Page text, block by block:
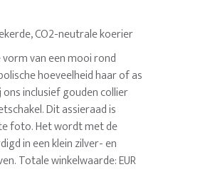
CO2-neutrale koerier
van een mooi rond
hoeveelheid haar of as
inclusief gouden collier
Dit assieraad is
foto. Het wordt met de
in een klein zilver- en
Totale winkelwaarde: EUR